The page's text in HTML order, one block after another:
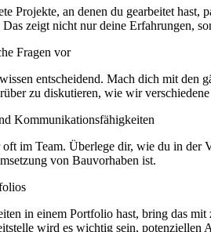
Projekte, an denen du gearbeitet
zeigt nicht nur deine Erfahrungen,
Fragen vor
entscheidend. Mach dich mit den
zu diskutieren, wie wir
Kommunikationsfähigkeiten
im Team. Überlege dir, wie du in der
von Bauvorhaben ist.
in einem Portfolio hast, bring das
wird es wichtig sein, potenziellen